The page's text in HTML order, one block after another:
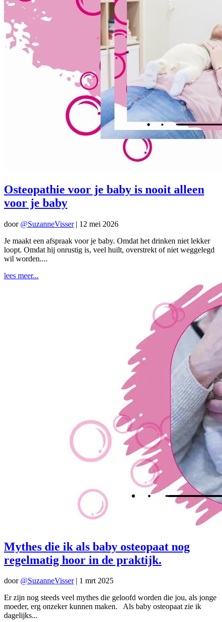
Osteopathie voor je baby is nooit alleen
voor je baby
door @SuzanneVisser| 12 mei 2026
Je maakt een afspraak voor je baby. Omdat het drinken niet lekker
loopt. Omdat hij onrustig is, veel huilt, overstrekt of niet weggelegd
wil worden....
lees meer...
Mythes die ik als baby osteopaat nog
regelmatig hoor in de praktijk.
door @SuzanneVisser| 1 mrt 2025
Er zijn nog steeds veel mythes die geloofd worden die jou, als jonge
moeder, erg onzeker kunnen maken. Als baby osteopaat zie ik
dagelijks...